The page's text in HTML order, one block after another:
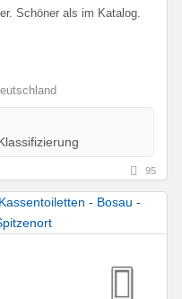
Schöner als im Katalog.
95